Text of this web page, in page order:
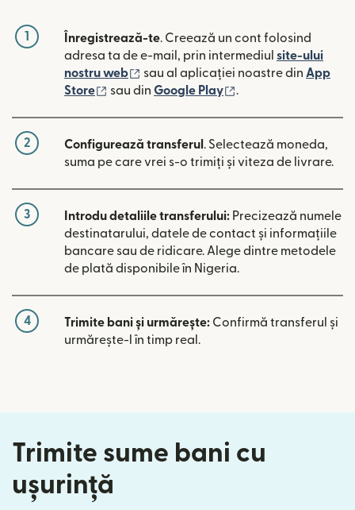
1 Înregistrează-te. Creează un cont folosind
adresa ta de e-mail, prin intermediul site-ului
nostru web
(se deschide într-o fereastră nouă)
sau al aplicației noastre din App
Store
(se deschide într-o fereastră nouă)
sau din Google Play .
2 Configurează transferul . Selectează moneda,
suma pe care vrei s-o trimiți și viteza de livrare.
3 Introdu detaliile transferului: Precizează numele
destinatarului, datele de contact și informațiile
bancare sau de ridicare. Alege dintre metodele
de plată disponibile în Nigeria.
4 Trimite bani și urmărește: Confirmă transferul și
urmărește-l în timp real.
Trimite sume bani cu
ușurință